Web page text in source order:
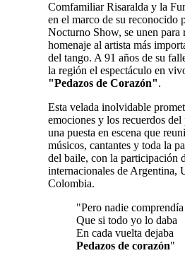
Comfamiliar Risaralda y la
en el marco de su reconocido
Nocturno Show, se unen para
homenaje al artista más
del tango. A 91 años de su
la región el espectáculo en
"Pedazos de Corazón".
Esta velada inolvidable
emociones y los recuerdos
una puesta en escena que
músicos, cantantes y toda la
del baile, con la participación
internacionales de Argentina,
Colombia.
"Pero nadie comprendía
Que si todo yo lo daba
En cada vuelta dejaba
Pedazos de corazón"